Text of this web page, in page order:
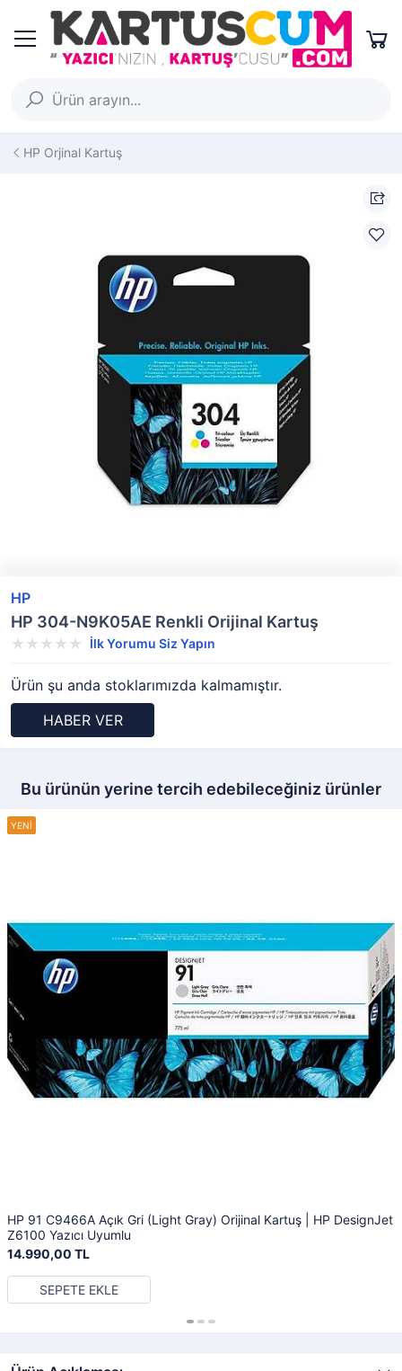
HP Orjinal Kartuş
HP
HP 304-N9K05AE Renkli Orijinal Kartuş
İlk Yorumu Siz Yapın
Ürün şu anda stoklarımızda kalmamıştır.
HABER VER
Bu ürünün yerine tercih edebileceğiniz ürünler
HP 91 C9466A Açık Gri (Light Gray) Orijinal Kartuş | HP DesignJet
Z6100 Yazıcı Uyumlu
14.990,00 TL
SEPETE EKLE